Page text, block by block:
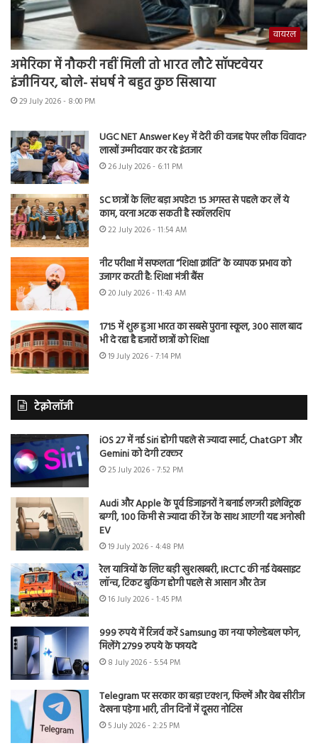
वायरल
अमेरिका में नौकरी नहीं मिली तो भारत लौटे सॉफ्टवेयर
इंजीनियर, बोले- संघर्ष ने बहुत कुछ सिखाया
29 July 2026 - 8:00 PM
UGC NET Answer Key में देरी की वजह पेपर लीक विवाद?
लाखों उम्मीदवार कर रहे इंतजार
26 July 2026 - 6:11 PM
SC छात्रों के लिए बड़ा अपडेट! 15 अगस्त से पहले कर लें ये
काम, वरना अटक सकती है स्कॉलरशिप
22 July 2026 - 11:54 AM
नीट परीक्षा में सफलता “शिक्षा क्रांति” के व्यापक प्रभाव को
उजागर करती है: शिक्षा मंत्री बैंस
20 July 2026 - 11:43 AM
1715 में शुरू हुआ भारत का सबसे पुराना स्कूल, 300 साल बाद
भी दे रहा है हजारों छात्रों को शिक्षा
19 July 2026 - 7:14 PM
टेक्नोलॉजी
iOS 27 में नई Siri होगी पहले से ज्यादा स्मार्ट, ChatGPT और
Gemini को देगी टक्कर
25 July 2026 - 7:52 PM
Audi और Apple के पूर्व डिजाइनरों ने बनाई लग्जरी इलेक्ट्रिक
बग्गी, 100 किमी से ज्यादा की रेंज के साथ आएगी यह अनोखी
EV
19 July 2026 - 4:48 PM
रेल यात्रियों के लिए बड़ी खुशखबरी, IRCTC की नई वेबसाइट
लॉन्च, टिकट बुकिंग होगी पहले से आसान और तेज
16 July 2026 - 1:45 PM
999 रुपये में रिजर्व करें Samsung का नया फोल्डेबल फोन,
मिलेंगे 2799 रुपये के फायदे
8 July 2026 - 5:54 PM
Telegram पर सरकार का बड़ा एक्शन, फिल्में और वेब सीरीज
देखना पड़ेगा भारी, तीन दिनों में दूसरा नोटिस
5 July 2026 - 2:25 PM